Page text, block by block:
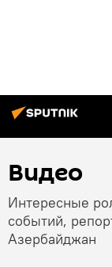
Видео
Интересные
событий,
Азербайджан